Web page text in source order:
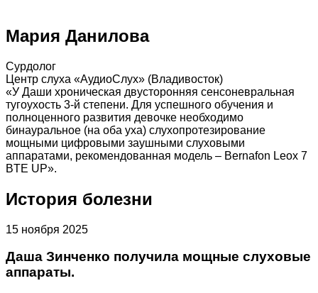
Мария Данилова
Сурдолог
Центр слуха «АудиоСлух» (Владивосток)
«У Даши хроническая двусторонняя сенсоневральная
тугоухость 3-й степени. Для успешного обучения и
полноценного развития девочке необходимо
бинауральное (на оба уха) слухопротезирование
мощными цифровыми заушными слуховыми
аппаратами, рекомендованная модель – Bernafon Leox 7
ВTЕ UP».
История болезни
15 ноября 2025
Даша Зинченко получила мощные слуховые
аппараты.